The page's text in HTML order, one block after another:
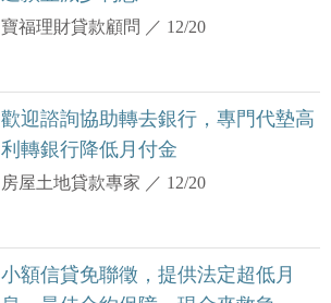
寶福理財貸款顧問 ／ 12/20
歡迎諮詢協助轉去銀行，專門代墊高
利轉銀行降低月付金
房屋土地貸款專家 ／ 12/20
小額信貸免聯徵，提供法定超低月